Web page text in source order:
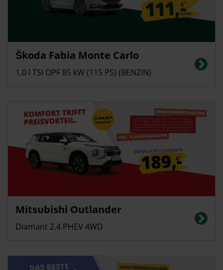
Energieverbrauch in l/100 km (kombiniert): 5,4; CO2-Emissionen
(kombiniert): 123 g/km, CO2-Klasse: D
Škoda Fabia Monte Carlo
1,0 l TSI OPF 85 kW (115 PS) (BENZIN)
Energieverbrauch (gewichtet kombiniert) 2,7 l/100 km; Stromverbrauch 16
kWh/100 km; CO2-Emissionen (gewichtet kombiniert): 60 g/km; CO2-
Klasse: B
Mitsubishi Outlander
Diamant 2.4 PHEV 4WD